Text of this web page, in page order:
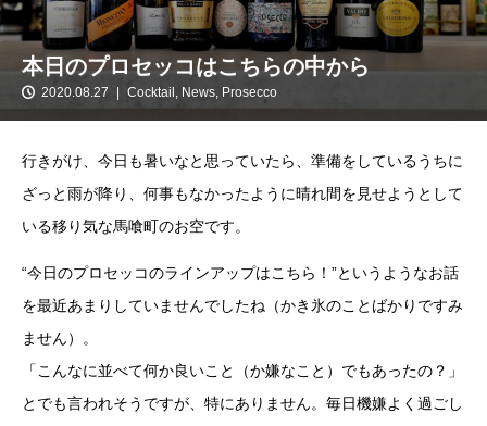
本日のプロセッコはこちらの中から
2020.08.27 Cocktail , News, Prosecco
行きがけ、今日も暑いなと思っていたら、準備をしているうちに
ざっと雨が降り、何事もなかったように晴れ間を見せようとして
いる移り気な馬喰町のお空です。
“今日のプロセッコのラインアップはこちら！”というようなお話
を最近あまりしていませんでしたね（かき氷のことばかりですみ
ません）。
「こんなに並べて何か良いこと（か嫌なこと）でもあったの？」
とでも言われそうですが、特にありません。毎日機嫌よく過ごし